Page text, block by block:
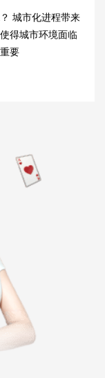
城市化进程带来
得城市环境面临
要